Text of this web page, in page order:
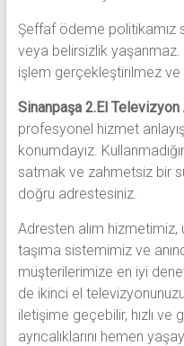
Şeffaf ödeme politikamız
veya belirsizlik yaşanmaz.
işlem gerçekleştirilmez ve
Sinanpaşa 2.El Televizyon
profesyonel hizmet
konumdayız.
satmak ve zahmetsiz bir
doğru adrestesiniz.
Adresten alım
taşıma sistemimiz ve
müşterilerimize en iyi
de ikinci el
iletişime geçebilir, hızlı ve
ayrıcalıklarını hemen